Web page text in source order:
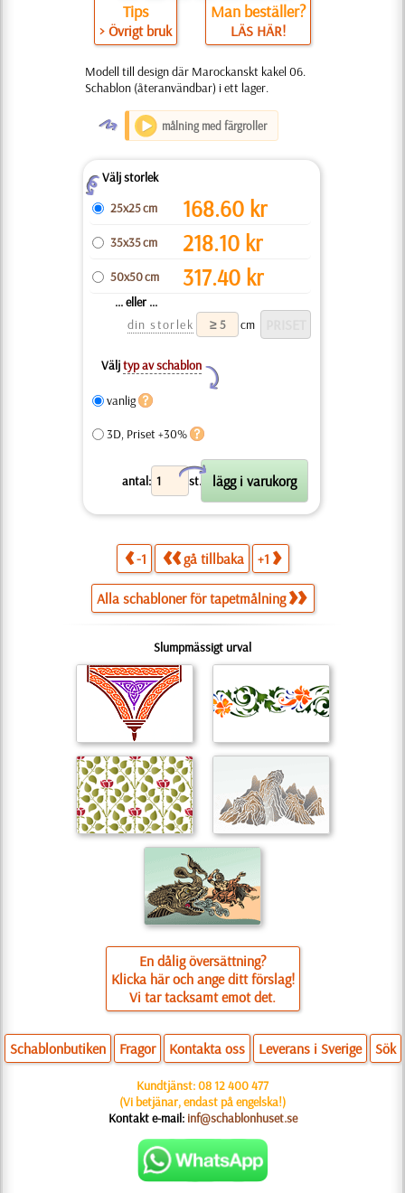
Tips
> Övrigt bruk
Man beställer?
LÄS HÄR!
Modell till design där Marockanskt kakel 06.
Schablon (återanvändbar) i ett lager.
O målning med färgroller
ZVälj storlek
25x25 cm
168.60 kr
35x35 cm 218.10 kr
50x50 cm 317.40 kr
... eller ...
din storlek
cm
Väljtyp av schablon
Y
vanlig
3D, Priset +30%
antal: st.
X
-1 gå tillbaka +1
Alla schabloner för tapetmålning
Slumpmässigt urval
En dålig översättning?
Klicka här och ange ditt förslag!
Vi tar tacksamt emot det.
Schablonbutiken Fragor Kontakta oss Leverans i Sverige Sök
Kundtjänst:08 12 400 477
(Vi betjänar, endast på engelska!)
Kontakt e-mail: inf@schablonhuset.se